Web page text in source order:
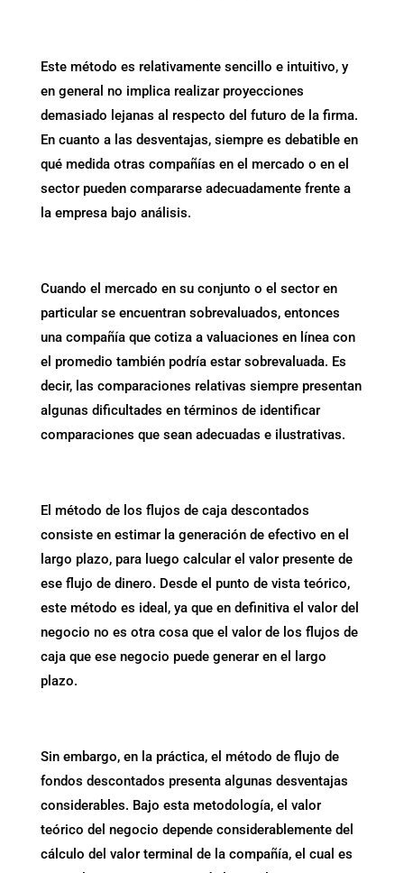
Este método es relativamente sencillo e intuitivo, y
en general no implica realizar proyecciones
demasiado lejanas al respecto del futuro de la firma.
En cuanto a las desventajas, siempre es debatible en
qué medida otras compañías en el mercado o en el
sector pueden compararse adecuadamente frente a
la empresa bajo análisis.
Cuando el mercado en su conjunto o el sector en
particular se encuentran sobrevaluados, entonces
una compañía que cotiza a valuaciones en línea con
el promedio también podría estar sobrevaluada. Es
decir, las comparaciones relativas siempre presentan
algunas dificultades en términos de identificar
comparaciones que sean adecuadas e ilustrativas.
El método de los flujos de caja descontados
consiste en estimar la generación de efectivo en el
largo plazo, para luego calcular el valor presente de
ese flujo de dinero. Desde el punto de vista teórico,
este método es ideal, ya que en definitiva el valor del
negocio no es otra cosa que el valor de los flujos de
caja que ese negocio puede generar en el largo
plazo.
Sin embargo, en la práctica, el método de flujo de
fondos descontados presenta algunas desventajas
considerables. Bajo esta metodología, el valor
teórico del negocio depende considerablemente del
cálculo del valor terminal de la compañía, el cual es